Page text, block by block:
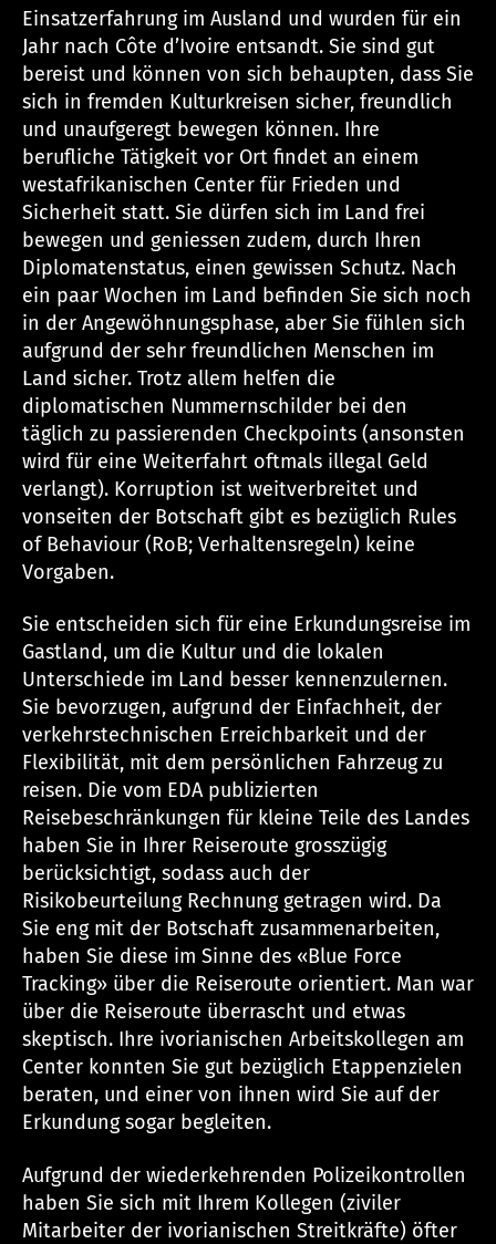
Einsatzerfahrung im Ausland und wurden für ein
Jahr nach Côte d’Ivoire entsandt. Sie sind gut
bereist und können von sich behaupten, dass Sie
sich in fremden Kulturkreisen sicher, freundlich
und unaufgeregt bewegen können. Ihre
berufliche Tätigkeit vor Ort findet an einem
westafrikanischen Center für Frieden und
Sicherheit statt. Sie dürfen sich im Land frei
bewegen und geniessen zudem, durch Ihren
Diplomatenstatus, einen gewissen Schutz. Nach
ein paar Wochen im Land befinden Sie sich noch
in der Angewöhnungsphase, aber Sie fühlen sich
aufgrund der sehr freundlichen Menschen im
Land sicher. Trotz allem helfen die
diplomatischen Nummernschilder bei den
täglich zu passierenden Checkpoints (ansonsten
wird für eine Weiterfahrt oftmals illegal Geld
verlangt). Korruption ist weitverbreitet und
vonseiten der Botschaft gibt es bezüglich Rules
of Behaviour (RoB; Verhaltensregeln) keine
Vorgaben.
Sie entscheiden sich für eine Erkundungsreise im
Gastland, um die Kultur und die lokalen
Unterschiede im Land besser kennenzulernen.
Sie bevorzugen, aufgrund der Einfachheit, der
verkehrstechnischen Erreichbarkeit und der
Flexibilität, mit dem persönlichen Fahrzeug zu
reisen. Die vom EDA publizierten
Reisebeschränkungen für kleine Teile des Landes
haben Sie in Ihrer Reiseroute grosszügig
berücksichtigt, sodass auch der
Risikobeurteilung Rechnung getragen wird. Da
Sie eng mit der Botschaft zusammenarbeiten,
haben Sie diese im Sinne des «Blue Force
Tracking» über die Reiseroute orientiert. Man war
über die Reiseroute überrascht und etwas
skeptisch. Ihre ivorianischen Arbeitskollegen am
Center konnten Sie gut bezüglich Etappenzielen
beraten, und einer von ihnen wird Sie auf der
Erkundung sogar begleiten.
Aufgrund der wiederkehrenden Polizeikontrollen
haben Sie sich mit Ihrem Kollegen (ziviler
Mitarbeiter der ivorianischen Streitkräfte) öfter